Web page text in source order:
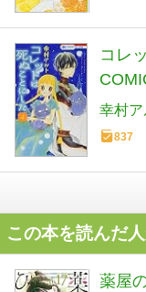
コレ
幸村ア
837
この本を読んだ
薬屋